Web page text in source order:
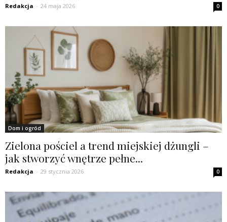
Redakcja - 24 maja 2026 0
Dom i ogród
Zielona pościel a trend miejskiej dżungli –
jak stworzyć wnętrze pełne...
Redakcja - 29 stycznia 2026 0